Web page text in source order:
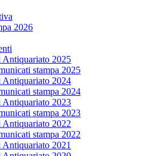
2026
Antiquariato 2025
stampa 2025
Antiquariato 2024
stampa 2024
Antiquariato 2023
stampa 2023
Antiquariato 2022
stampa 2022
2021